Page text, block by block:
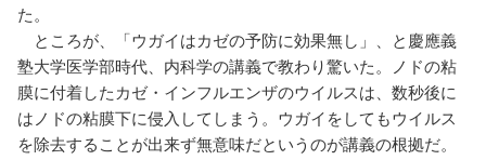
た。
ところが、「ウガイはカゼの予防に効果無し」、と慶應義
塾大学医学部時代、内科学の講義で教わり驚いた。ノドの粘
膜に付着したカゼ・インフルエンザのウイルスは、数秒後に
はノドの粘膜下に侵入してしまう。ウガイをしてもウイルス
を除去することが出来ず無意味だというのが講義の根拠だ。